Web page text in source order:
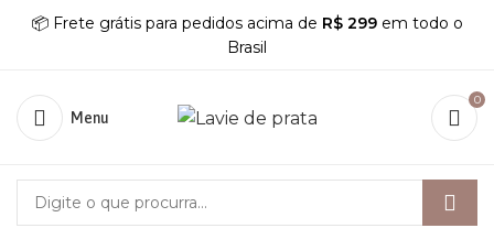
📦 Frete grátis para pedidos acima de R$ 299 em todo o
Brasil
Menu
0